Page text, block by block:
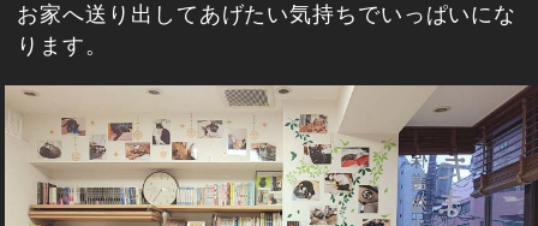
お家へ送り出してあげたい気持ちでいっぱいにな
ります。